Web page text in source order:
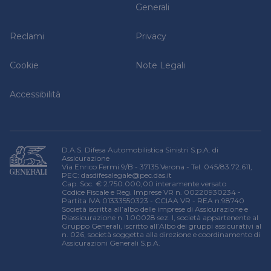
Relazione sulla solvibilità e condizioni finanziaria
Generali
Reclami Privacy
Cookie Note Legali
Accessibilità
D.A.S. Difesa Automobilistica Sinistri S.p.A. di
Assicurazione
Via Enrico Fermi 9/B - 37135 Verona - Tel. 045/83.72.611,
PEC: dasdifesalegale@pec.das.it
Cap. Soc. € 2.750.000,00 interamente versato
Codice Fiscale e Reg. Imprese VR n. 00220930234 -
Partita IVA 01333550323 - CCIAA VR - REA n.98740
Società iscritta all’albo delle imprese di Assicurazione e
Riassicurazione n. 1.00028 sez. I, società appartenente al
Gruppo Generali, iscritto all’Albo dei gruppi assicurativi al
n. 026, società soggetta alla direzione e coordinamento di
Assicurazioni Generali S.p.A.